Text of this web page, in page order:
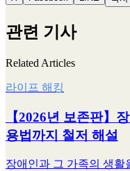
관련 기사
Related Articles
라이프 해킹
【2026년 보존판】
용법까지 철저 해설
장애인과 그 가족의 생